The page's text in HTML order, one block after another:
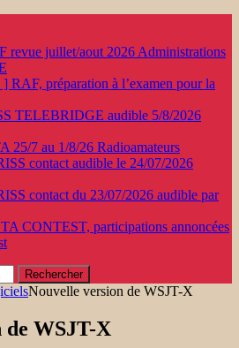
revue juillet/aout 2026 Administrations
] RAF, préparation à l’examen pour la
TELEBRIDGE audible 5/8/2026
25/7 au 1/8/26 Radioamateurs
contact audible le 24/07/2026
contact du 23/07/2026 audible par
CONTEST, participations annoncées
Nouvelle version de WSJT-X
de WSJT-X